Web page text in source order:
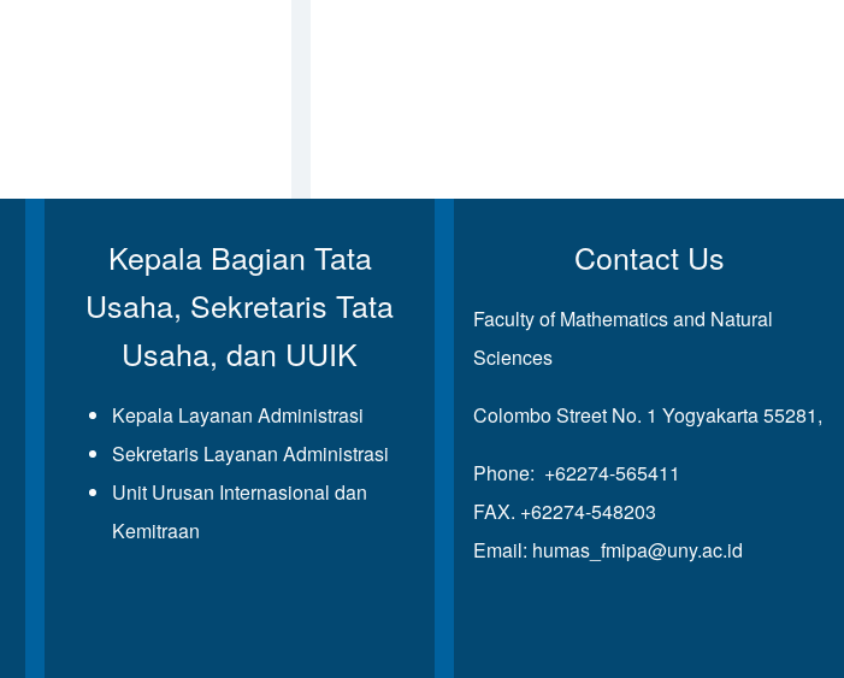
Kepala Bagian Tata
Usaha, Sekretaris Tata
Usaha, dan UUIK
Kepala Layanan Administrasi
Sekretaris Layanan Administrasi
Unit Urusan Internasional dan
Kemitraan
Contact Us
Faculty of Mathematics and Natural
Sciences
Colombo Street No. 1 Yogyakarta 55281,
Phone: +62274-565411
FAX. +62274-548203
Email: humas_fmipa@uny.ac.id